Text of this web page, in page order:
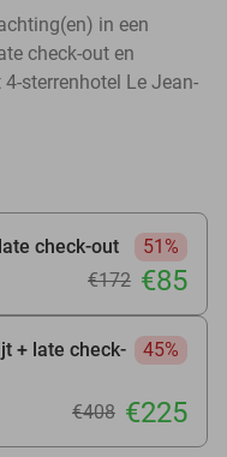
in een
check-out en
sterrenhotel Le Jean-
check-out
51%
€172 €85
+ late check-
45%
€408 €225